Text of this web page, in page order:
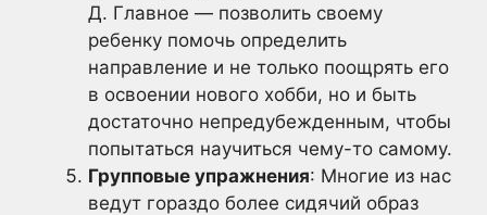
Д. Главное — позволить своему
ребенку помочь определить
направление и не только поощрять его
в освоении нового хобби, но и быть
достаточно непредубежденным, чтобы
попытаться научиться чему-то самому.
Групповые упражнения: Многие из нас
ведут гораздо более сидячий образ